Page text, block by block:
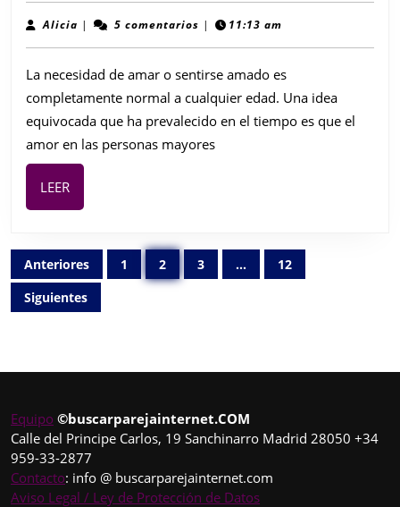
Análisis
Alicia Alicia
| 5 comentarios | 11:13 am
La necesidad de amar o sentirse amado es
completamente normal a cualquier edad. Una idea
equivocada que ha prevalecido en el tiempo es que el
amor en las personas mayores
LEERLEER
Paginación
de
entradas
Anteriores 1 2 3 …
12
Siguientes
Equipo ©buscarparejainternet.COM
Calle del Principe Carlos, 19 Sanchinarro Madrid 28050 +34
959-33-2877
Contacto: info @ buscarparejainternet.com
Aviso Legal / Ley de Protección de Datos